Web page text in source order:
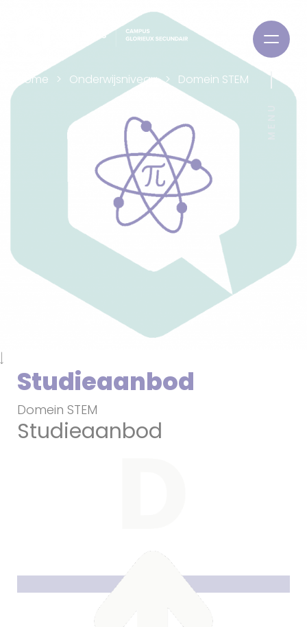
Home Onderwijsniveau Domein STEM
Studieaanbod
Domein STEM
Studieaanbod